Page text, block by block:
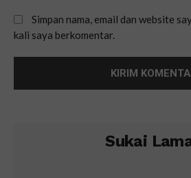
Simpan nama, email dan website
kali saya berkomentar.
Sukai